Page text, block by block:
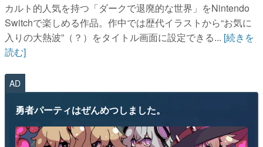
カルト的人気を持つ「ダークで退廃的な世界」をNintendo
Switchで楽しめる作品。作中では歴代イラストから“お気に
入りの大熱波”（？）をタイトル画面に設定できる... [続きを
読む]
AD
勇者パーティはぜんめつしました。